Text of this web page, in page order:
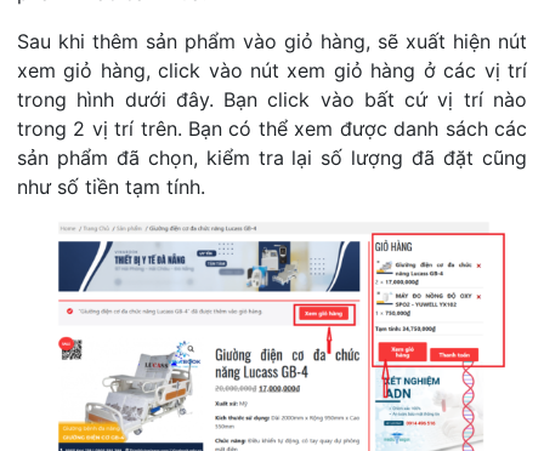
Sau khi thêm sản phẩm vào giỏ hàng, sẽ xuất hiện nút
xem giỏ hàng, click vào nút xem giỏ hàng ở các vị trí
trong hình dưới đây. Bạn click vào bất cứ vị trí nào
trong 2 vị trí trên. Bạn có thể xem được danh sách các
sản phẩm đã chọn, kiểm tra lại số lượng đã đặt cũng
như số tiền tạm tính.